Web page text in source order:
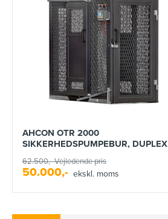
AHCON OTR 2000
SIKKERHEDSPUMPEBUR, DUPLEX
62.500,-Vejledende pris
50.000,- ekskl. moms